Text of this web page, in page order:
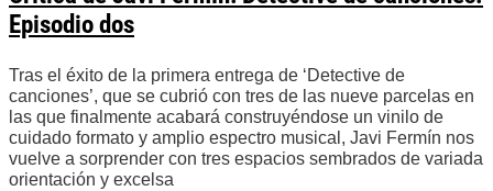
Episodio dos
Tras el éxito de la primera entrega de ‘Detective de
canciones’, que se cubrió con tres de las nueve parcelas en
las que finalmente acabará construyéndose un vinilo de
cuidado formato y amplio espectro musical, Javi Fermín nos
vuelve a sorprender con tres espacios sembrados de variada
orientación y excelsa